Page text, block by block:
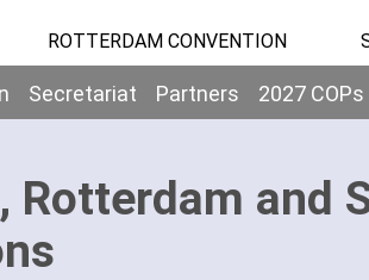
ROTTERDAM CONVENTION
Secretariat Partners 2027 COPs
Rotterdam and